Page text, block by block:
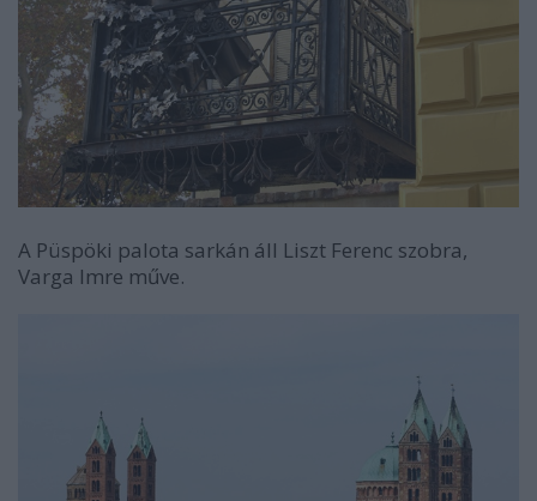
A Püspöki palota sarkán áll Liszt Ferenc szobra,
Varga Imre műve.